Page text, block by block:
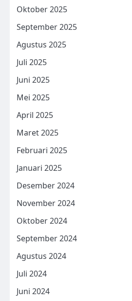
Oktober 2025
September 2025
Agustus 2025
Juli 2025
Juni 2025
Mei 2025
April 2025
Maret 2025
Februari 2025
Januari 2025
Desember 2024
November 2024
Oktober 2024
September 2024
Agustus 2024
Juli 2024
Juni 2024